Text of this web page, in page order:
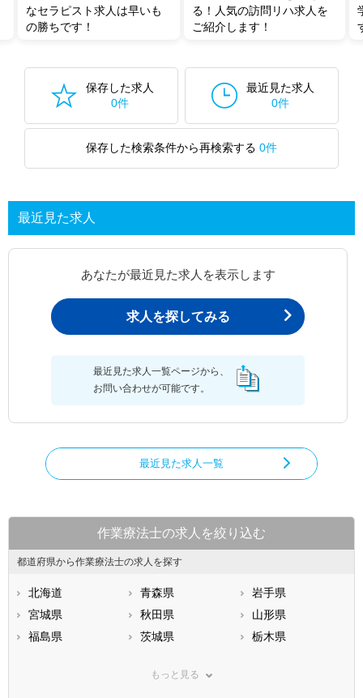
なセラピスト求人は早いも
の勝ちです！
る！人気の訪問リハ求人を
ご紹介します！
保存した求人
0件
最近見た求人
0件
保存した検索条件から再検索する 0件
最近見た求人
あなたが最近見た求人を表示します
求人を探してみる
最近見た求人一覧ページから、
お問い合わせが可能です。
最近見た求人一覧
作業療法士の求人を絞り込む
都道府県から作業療法士の求人を探す
北海道 青森県
岩手県
宮城県
秋田県
山形県
福島県
茨城県
栃木県
神奈川県
もっと見る